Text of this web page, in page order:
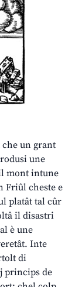
un grant
une
il mont intune
Friûl cheste e
platât tal cûr
il disastri
è une
Inte
di
princips de